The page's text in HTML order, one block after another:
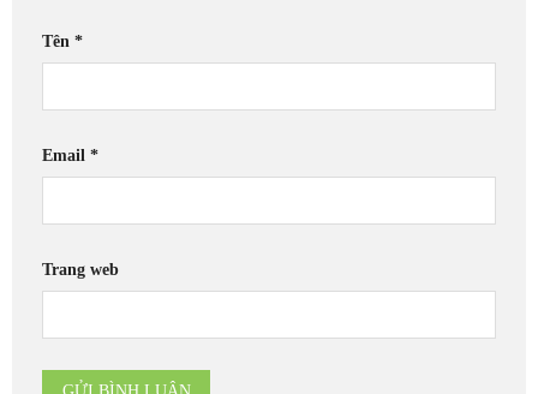
Tên *
Email *
Trang web